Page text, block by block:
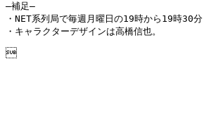
―補足―
・NET系列局で毎週月曜日の19時から19時30
